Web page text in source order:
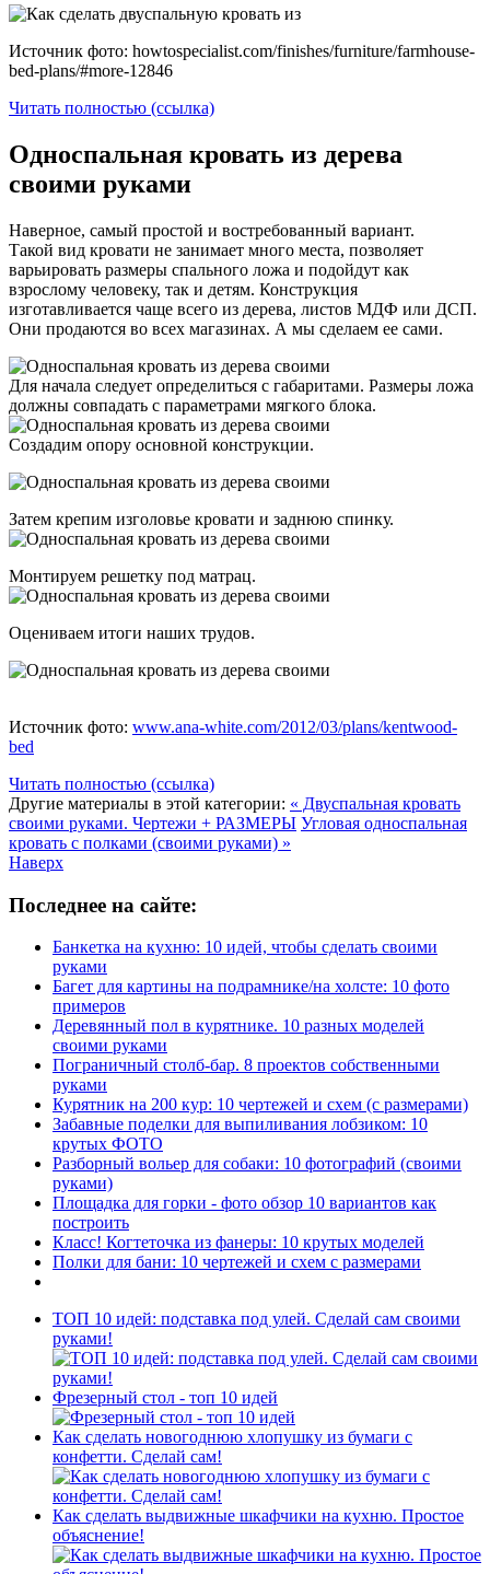
Источник фото: howtospecialist.com/finishes/furniture/farmhouse-
bed-plans/#more-12846
Читать полностью (ссылка)
Односпальная кровать из дерева
своими руками
Наверное, самый простой и востребованный вариант.
Такой вид кровати не занимает много места, позволяет
варьировать размеры спального ложа и подойдут как
взрослому человеку, так и детям. Конструкция
изготавливается чаще всего из дерева, листов МДФ или ДСП.
Они продаются во всех магазинах. А мы сделаем ее сами.
Для начала следует определиться с габаритами. Размеры ложа
должны совпадать с параметрами мягкого блока.
Создадим опору основной конструкции.
Затем крепим изголовье кровати и заднюю спинку.
Монтируем решетку под матрац.
Оцениваем итоги наших трудов.
Источник фото: www.ana-white.com/2012/03/plans/kentwood-
bed
Читать полностью (ссылка)
Другие материалы в этой категории: « Двуспальная кровать
своими руками. Чертежи + РАЗМЕРЫ Угловая односпальная
кровать с полками (своими руками) »
Наверх
Последнее на сайте:
Банкетка на кухню: 10 идей, чтобы сделать своими
руками
Багет для картины на подрамнике/на холсте: 10 фото
примеров
Деревянный пол в курятнике. 10 разных моделей
своими руками
Пограничный столб-бар. 8 проектов собственными
руками
Курятник на 200 кур: 10 чертежей и схем (с размерами)
Забавные поделки для выпиливания лобзиком: 10
крутых ФОТО
Разборный вольер для собаки: 10 фотографий (своими
руками)
Площадка для горки - фото обзор 10 вариантов как
построить
Класс! Когтеточка из фанеры: 10 крутых моделей
Полки для бани: 10 чертежей и схем с размерами
ТОП 10 идей: подставка под улей. Сделай сам своими
руками!
Фрезерный стол - топ 10 идей
Как сделать новогоднюю хлопушку из бумаги с
конфетти. Сделай сам!
Как сделать выдвижные шкафчики на кухню. Простое
объяснение!